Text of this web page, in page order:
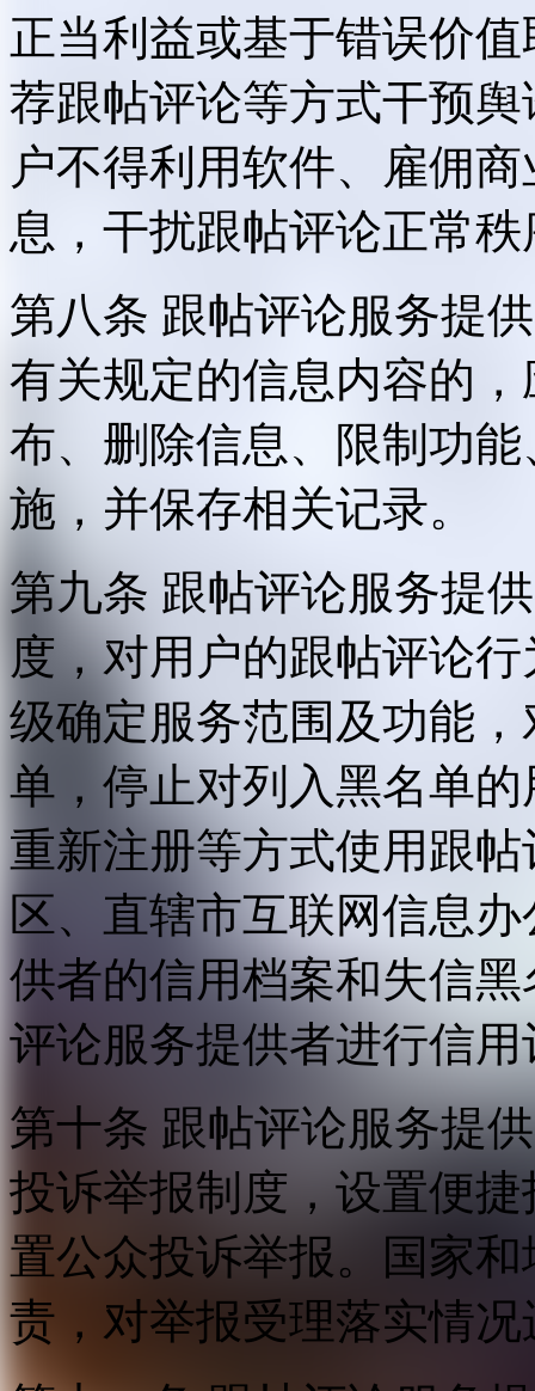
正当利益或基于错误价
荐跟帖评论等方式干预
户不得利用软件、雇佣
息，干扰跟帖评论正常
第八条 跟帖评论服务提
有关规定的信息内容的
布、删除信息、限制功
施，并保存相关记录。
第九条 跟帖评论服务提
度，对用户的跟帖评论
级确定服务范围及功能
单，停止对列入黑名单
重新注册等方式使用跟
区、直辖市互联网信息
供者的信用档案和失信
评论服务提供者进行信用
第十条 跟帖评论服务提
投诉举报制度，设置便
置公众投诉举报。国家
责，对举报受理落实情